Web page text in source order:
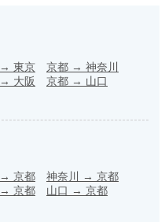
→ 東京 京都 → 神奈川
→ 大阪 京都 → 山口
→ 京都 神奈川 → 京都
→ 京都 山口 → 京都